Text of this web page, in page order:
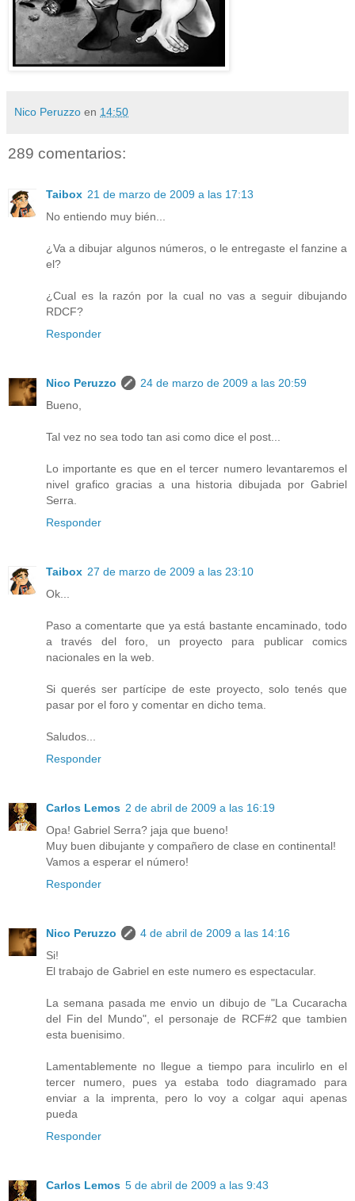
Nico Peruzzo en 14:50
289 comentarios:
Taibox 21 de marzo de 2009 a las 17:13
No entiendo muy bién...
¿Va a dibujar algunos números, o le entregaste el fanzine a
el?
¿Cual es la razón por la cual no vas a seguir dibujando
RDCF?
Responder
Nico Peruzzo
24 de marzo de 2009 a las 20:59
Bueno,
Tal vez no sea todo tan asi como dice el post...
Lo importante es que en el tercer numero levantaremos el
nivel grafico gracias a una historia dibujada por Gabriel
Serra.
Responder
Taibox 27 de marzo de 2009 a las 23:10
Ok...
Paso a comentarte que ya está bastante encaminado, todo
a través del foro, un proyecto para publicar comics
nacionales en la web.
Si querés ser partícipe de este proyecto, solo tenés que
pasar por el foro y comentar en dicho tema.
Saludos...
Responder
Carlos Lemos 2 de abril de 2009 a las 16:19
Opa! Gabriel Serra? jaja que bueno!
Muy buen dibujante y compañero de clase en continental!
Vamos a esperar el número!
Responder
Nico Peruzzo
4 de abril de 2009 a las 14:16
Si!
El trabajo de Gabriel en este numero es espectacular.
La semana pasada me envio un dibujo de "La Cucaracha
del Fin del Mundo", el personaje de RCF#2 que tambien
esta buenisimo.
Lamentablemente no llegue a tiempo para inculirlo en el
tercer numero, pues ya estaba todo diagramado para
enviar a la imprenta, pero lo voy a colgar aqui apenas
pueda
Responder
Carlos Lemos 5 de abril de 2009 a las 9:43